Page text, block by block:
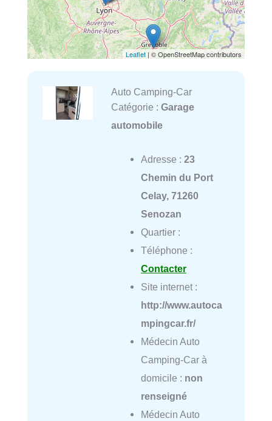
Leaflet | © OpenStreetMap contributors
Auto Camping-Car
Catégorie : Garage
automobile
Adresse : 23
Chemin du Port
Celay, 71260
Senozan
Quartier :
Téléphone :
Contacter
Site internet :
http://www.autoca
mpingcar.fr/
Médecin Auto
Camping-Car à
domicile : non
renseigné
Médecin Auto